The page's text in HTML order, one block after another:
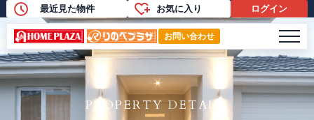
最近見た物件 お気に入り ログイン
お問い合わせ メニ
物件詳細
PROPERTY DETAILS